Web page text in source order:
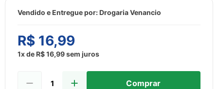
Vendido e Entregue por: Drogaria Venancio
R$ 16,99
1x de R$16,99sem juros
Comprar
9º
lenço umedecido
10º